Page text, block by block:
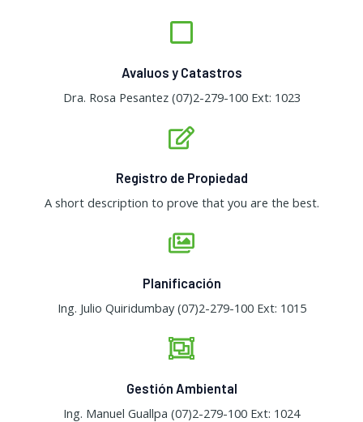
Avaluos y Catastros
Dra. Rosa Pesantez (07)2-279-100 Ext: 1023
Registro de Propiedad
A short description to prove that you are the best.​
Planificación
Ing. Julio Quiridumbay (07)2-279-100 Ext: 1015
Gestión Ambiental
Ing. Manuel Guallpa (07)2-279-100 Ext: 1024